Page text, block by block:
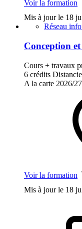
Voir la formation
Mis à jour le 18
Réseau
Conception
Cours + travaux
6 crédits
A la carte 2026/27
Voir la formation
Mis à jour le 18